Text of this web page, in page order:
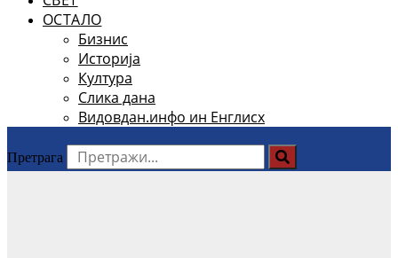
ОСТАЛО
Бизнис
Историја
Култура
Слика дана
Видовдан.инфо ин Енглисх
Претрага